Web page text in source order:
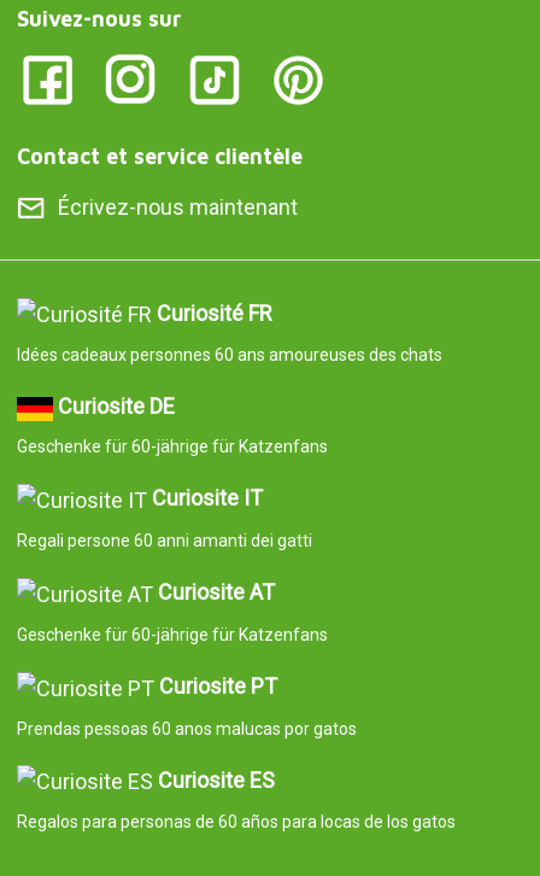
Suivez-nous sur
Contact et service clientèle
Écrivez-nous maintenant
Curiosité FR
Idées cadeaux personnes 60 ans amoureuses des chats
Curiosite DE
Geschenke für 60-jährige für Katzenfans
Curiosite IT
Regali persone 60 anni amanti dei gatti
Curiosite AT
Geschenke für 60-jährige für Katzenfans
Curiosite PT
Prendas pessoas 60 anos malucas por gatos
Curiosite ES
Regalos para personas de 60 años para locas de los gatos